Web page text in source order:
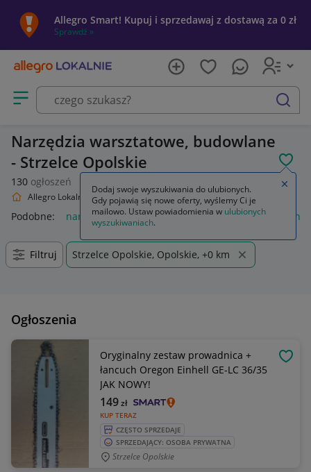
Allegro Smart! Kupuj i sprzedawaj z dostawą za 0 zł
Sprawdź »
Otwórz menu z kategoriami
szukaj
Narzędzia warsztatowe, budowlane
- Strzelce Opolskie
130 ogłoszeń
Allegro Lokalnie Dom i Ogród Narzędzia
Podobne: narzędzia narzędzia warsztatowe wieszak na
Filtruj Strzelce Opolskie, Opolskie, +0 km
Ogłoszenia
Oryginalny zestaw prowadnica +
łancuch Oregon Einhell GE-LC 36/35
JAK NOWY!
KUP TERAZ
149zł
CZĘSTO SPRZEDAJE
SPRZEDAJĄCY: OSOBA PRYWATNA
Strzelce Opolskie
Dodaj swoje wyszukiwania do ulubionych.
Gdy pojawią się nowe oferty, wyślemy Ci je
mailowo. Ustaw powiadomienia w ulubionych
wyszukiwaniach.